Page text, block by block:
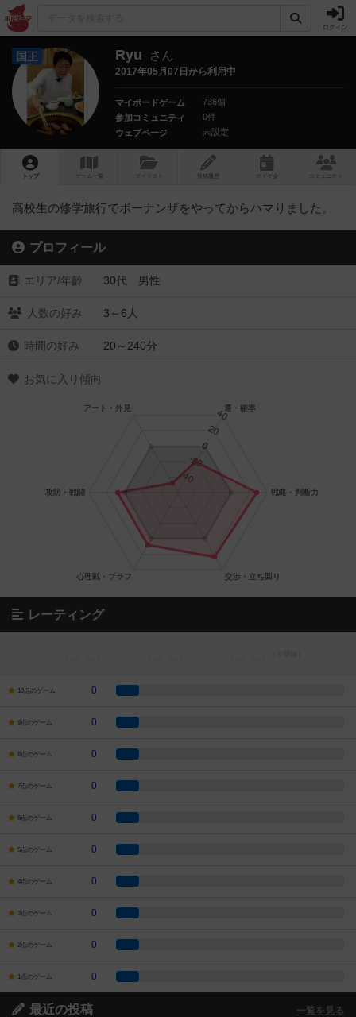
ログイン
国王 Ryu さん
2017年05月07日から利用中
マイボードゲーム
736個
参加コミュニティ
0件
ウェブページ
未設定
トップ ゲーム一覧 マイリスト 投稿履歴 ボ ドゲ コミュニティ
高校生の修学旅行でボーナンザをやってからハマりました。
プロフィール
エリア/年齡 30代 男性
人数の好み 3～6人
時間の好み 20～240分
お気に入り傾向
レーティング
10点のゲーム 0
9点のゲーム 0
8点のゲーム 0
7点のゲーム 0
6点のゲーム 0
5点のゲーム 0
4点のゲーム 0
3点のゲーム 0
2点のゲーム 0
1点のゲーム 0
最近の投稿 一覧を見る